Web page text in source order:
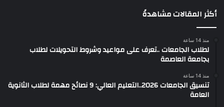
أكثر المقالات مشاهدةً
منذ 14 ساعة
لطلاب الجامعات ..تعرف على مواعيد وشروط التحويلات لطلاب
بجامعة العاصمة
منذ 14 ساعة
تنسيق الجامعات 2026..التعليم العالي: 9 نصائح مهمة لطلاب الثانوية
العامة